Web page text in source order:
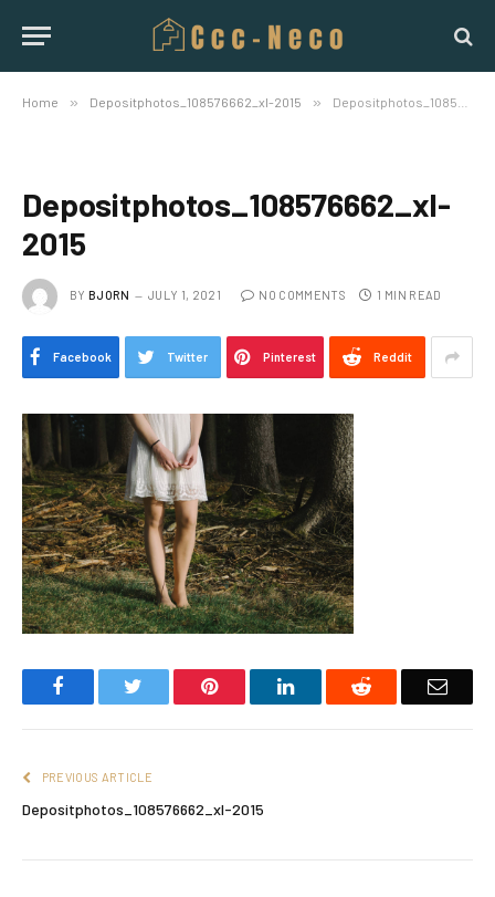
Home » Depositphotos_108576662_xl-2015 » Depositphotos_108576662_xl-2015
Depositphotos_108576662_xl-
2015
BY BJORN JULY 1, 2021 NO COMMENTS 1 MIN READ
Facebook Twitter Pinterest Reddit
Facebook Pinterest LinkedIn Reddit Email
PREVIOUS ARTICLE
Depositphotos_108576662_xl-2015